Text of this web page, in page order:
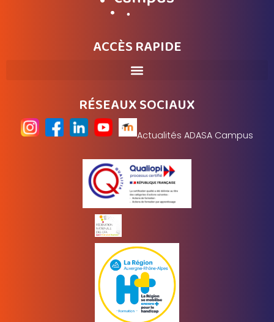
ACCÈS RAPIDE
RÉSEAUX SOCIAUX
Actualités ADASA Campus